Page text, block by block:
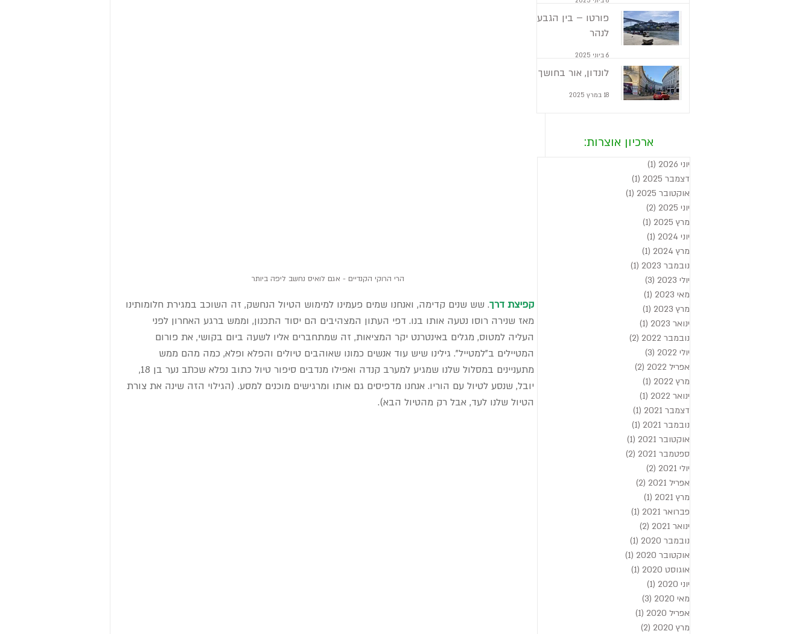
הרי הרוקי הקנדיים - אגם לואיס נחשב ליפה ביותר
קפיצת דרך. שש שנים קדימה, ואנחנו שמים פעמינו למימוש הטיול הנחשק, זה השוכב במגירת חלומותינו
מאז שנירה רוסו נטעה אותו בנו. דפי העתון המצהיבים הם יסוד התכנון, וממש ברגע האחרון לפני
העליה למטוס, מגלים באינטרנט יקר המציאות, זה שמתחברים אליו לשעה ביום בקושי, את פורום
המטיילים ב"למטייל". גילינו שיש עוד אנשים כמונו שאוהבים טיולים והפלא ופלא, כמה מהם ממש
מתעניינים במסלול שלנו שמגיע למערב קנדה ואפילו מנדבים סיפור טיול כתוב נפלא שכתב נער בן 18,
יובל, שנסע לטיול עם הוריו. אנחנו מדפיסים גם אותו ומרגישים מוכנים למסע. (הגילוי הזה שינה את צורת
הטיול שלנו לעד, אבל רק מהטיול הבא).
פורטו – בין הגבעות
לנהר
6 ביוני 2025
לונדון, אור בחושך
18 במרץ 2025
ארכיון אוצרות:
יוני 2026 (1)
דצמבר 2025
(1)
אוקטובר 2025
(1)
יוני 2025
(2)
מרץ 2025
(1)
יוני 2024
(1)
מרץ 2024
(1)
נובמבר 2023
(1)
יולי 2023
(3)
מאי 2023
(1)
מרץ 2023
(1)
ינואר 2023
(1)
נובמבר 2022
(2)
יולי 2022
(3)
אפריל 2022
(2)
מרץ 2022
(1)
ינואר 2022
(1)
דצמבר 2021
(1)
נובמבר 2021
(1)
אוקטובר 2021
(1)
ספטמבר 2021
(2)
יולי 2021
(2)
אפריל 2021
(2)
מרץ 2021
(1)
פברואר 2021
(1)
ינואר 2021
(2)
נובמבר 2020
(1)
אוקטובר 2020
(1)
אוגוסט 2020
(1)
יוני 2020
(1)
מאי 2020
(3)
אפריל 2020
(1)
מרץ 2020
(2)